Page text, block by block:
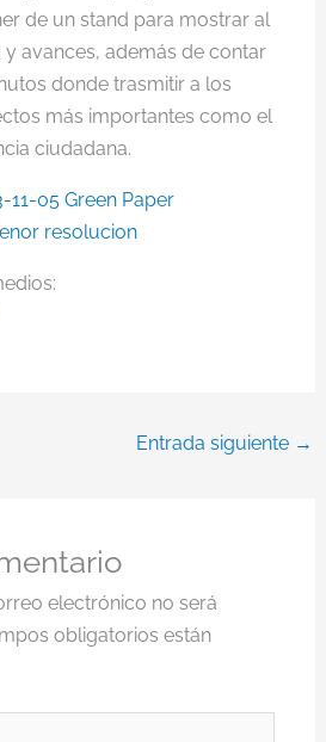
de un stand para mostrar al
avances, además de contar
donde trasmitir a los
más importantes como el
ciudadana.
Entrada siguiente →
electrónico no será
obligatorios están